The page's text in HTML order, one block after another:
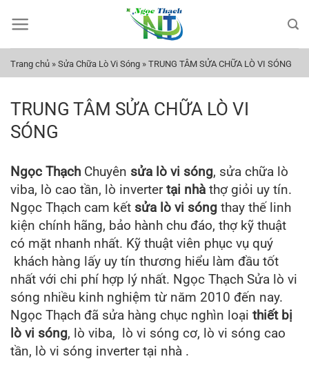
qua
nội
dung
Trang chủ » Sửa Chữa Lò Vi Sóng » TRUNG TÂM SỬA CHỮA LÒ VI SÓNG
TRUNG TÂM SỬA CHỮA LÒ VI
SÓNG
Ngọc Thạch Chuyên sửa lò vi sóng, sửa chữa lò
viba, lò cao tần, lò invertertại nhà thợ giỏi uy tín.
Ngọc Thạch cam kết sửa lò vi sóng thay thế linh
kiện chính hãng, bảo hành chu đáo, thợ kỹ thuật
có mặt nhanh nhất. Kỹ thuật viên phục vụ quý
khách hàng lấy uy tín thương hiểu làm đầu tốt
nhất với chi phí hợp lý nhất. Ngọc Thạch Sửa lò vi
sóng nhiều kinh nghiệm từ năm 2010 đến nay.
Ngọc Thạch đã sửa hàng chục nghìn loại thiết bị
lò vi sóng, lò viba, lò vi sóng cơ, lò vi sóng cao
tần, lò vi sóng inverter tại nhà .